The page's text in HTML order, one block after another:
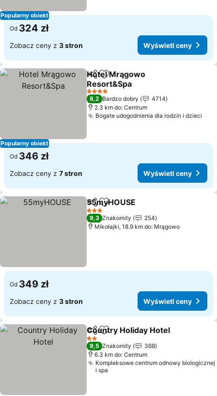
Popularny obiekt
Od 324 zł
Zobacz ceny z 3 stron Wyświetl ceny
Popularny obiekt
Udostępnij
Dodaj do ulubionych
Hotel Mrągowo
Resort&Spa
4 Kategoria
8,2 Bardzo dobry
4714
2.3 km do: Centrum
Bogate udogodnienia dla rodzin i dzieci
Od 346 zł
Zobacz ceny z 7 stron Wyświetl ceny
Udostępnij
Dodaj do ulubionych
55myHOUSE
3 Kategoria
9,3 Znakomity
254
Mikołajki, 18.9 km do: Mrągowo
Od 349 zł
Zobacz ceny z 3 stron Wyświetl ceny
UdostępnijDodaj do ulubionych
Country Holiday Hotel
2 Kategoria
9,5 Znakomity
368
6.3 km do: Centrum
Kompleksowe centrum odnowy biologicznej
i spa